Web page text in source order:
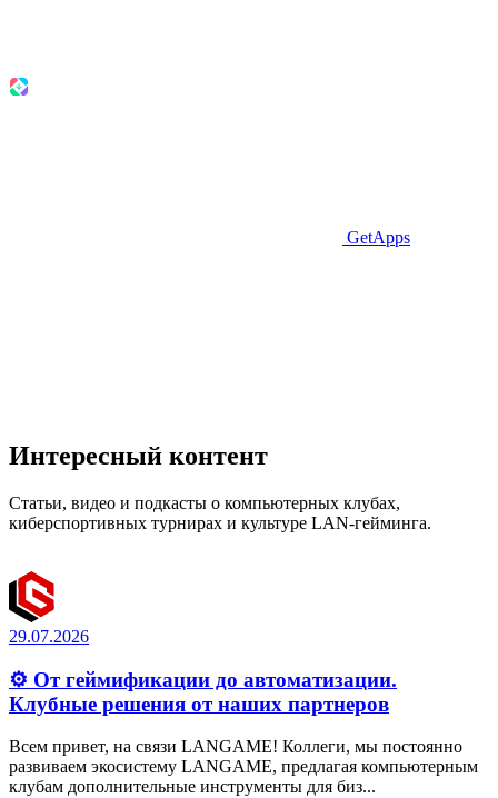
GetApps
Интересный контент
Статьи, видео и подкасты о компьютерных клубах,
киберспортивных турнирах и культуре LAN-гейминга.
29.07.2026
⚙️ От геймификации до автоматизации.
Клубные решения от наших партнеров
Всем привет, на связи LANGAME! Коллеги, мы постоянно
развиваем экосистему LANGAME, предлагая компьютерным
клубам дополнительные инструменты для биз...